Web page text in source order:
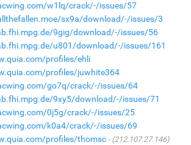
w1lq/crack/-/issues/57
sx9a/download/-/issues/3
9gig/download/-/issues/56
u801/download/-/issues/161
profiles/ehli
profiles/juwhite364
go7q/crack/-/issues/64
9xy5/download/-/issues/71
0j5g/crack/-/issues/25
k0a4/crack/-/issues/69
profiles/thomsc
(212.107.27.146)